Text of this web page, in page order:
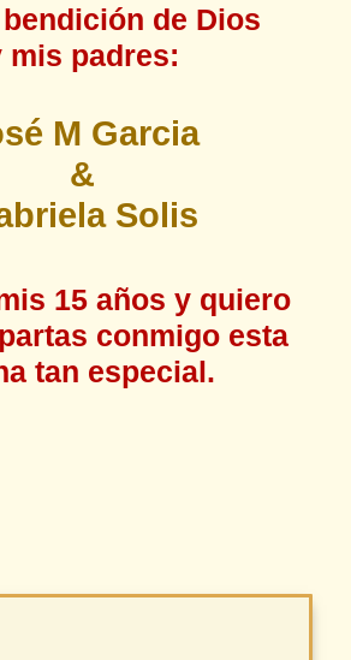
de Dios
mis padres:
M Garcia
&
Solis
15 años y quiero
conmigo esta
tan especial.